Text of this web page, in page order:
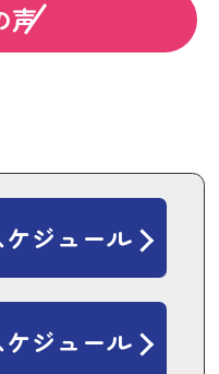
声
ケジュール
ケジュール